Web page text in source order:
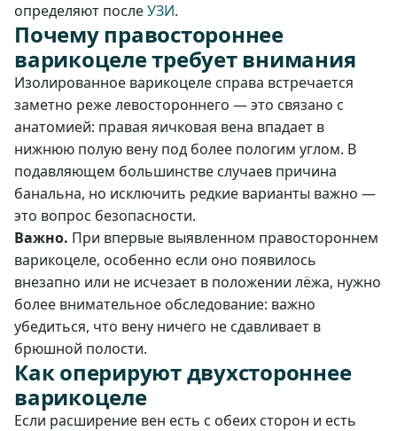
определяют послеУЗИ.
Почему правостороннее
варикоцеле требует внимания
Изолированное варикоцеле справа встречается
заметно реже левостороннего — это связано с
анатомией: правая яичковая вена впадает в
нижнюю полую вену под более пологим углом. В
подавляющем большинстве случаев причина
банальна, но исключить редкие варианты важно —
это вопрос безопасности.
Важно. При впервые выявленном правостороннем
варикоцеле, особенно если оно появилось
внезапно или не исчезает в положении лёжа, нужно
более внимательное обследование: важно
убедиться, что вену ничего не сдавливает в
брюшной полости.
Как оперируют двухстороннее
варикоцеле
Если расширение вен есть с обеих сторон и есть